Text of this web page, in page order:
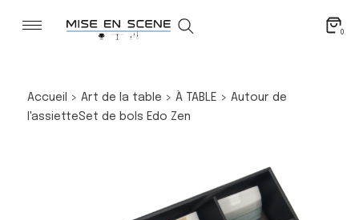
0
Accueil > Art de la table > À TABLE > Autour de
l'assietteSet de bols Edo Zen